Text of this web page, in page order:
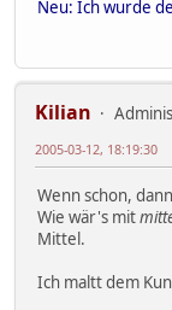
Neu: Ich wurde
Kilian
2005-03-12, 18:19:30
Wenn schon,
Wie wär's mit
Mittel.
Ich maltt dem